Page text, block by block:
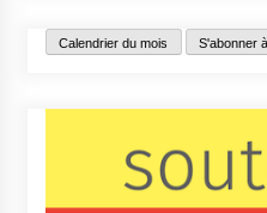
Calendrier du mois S'abonner